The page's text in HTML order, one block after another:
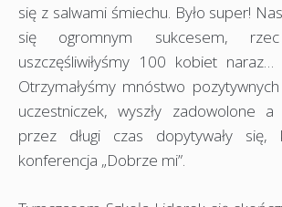
się z salwami śmiechu. Było super!
się ogromnym sukcesem,
uszczęśliwiłyśmy 100 kobiet
Otrzymałyśmy mnóstwo
uczestniczek, wyszły zadowolone
przez długi czas dopytywały się,
konferencja „Dobrze mi”.